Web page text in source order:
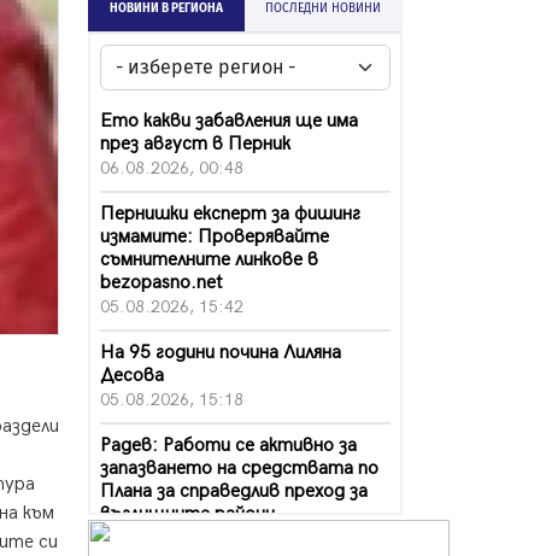
към
си
НОВИНИ В РЕГИОНА ПОСЛЕДНИ НОВИНИ
Ето какви забавления ще има
през август в Перник
06.08.2026, 00:48
Пернишки експерт за фишинг
измамите: Проверявайте
съмнителните линкове в
bezopasno.net
05.08.2026, 15:42
На 95 години почина Лиляна
Десова
05.08.2026, 15:18
Радев: Работи се активно за
запазването на средствата по
Плана за справедлив преход за
въглищните райони
05.08.2026, 14:57